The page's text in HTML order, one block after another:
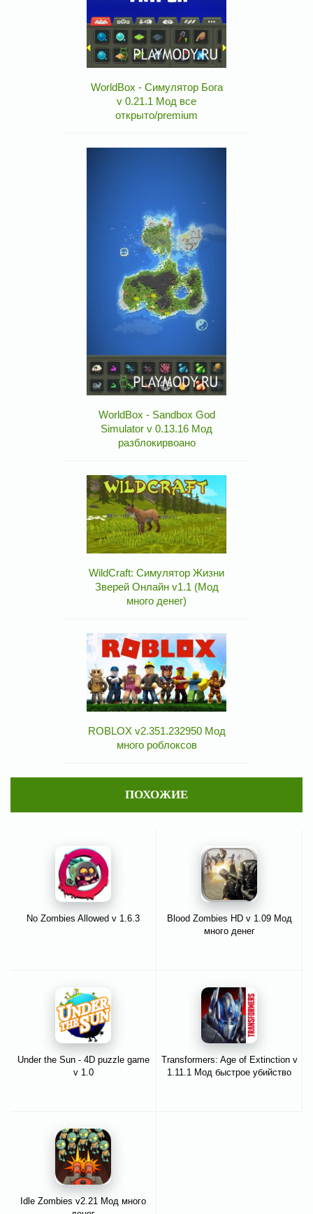
WorldBox - Симулятор Бога
v 0.21.1 Мод все
открыто/premium
WorldBox - Sandbox God
Simulator v 0.13.16 Мод
разблокирвоано
WildCraft: Симулятор Жизни
Зверей Онлайн v1.1 (Мод
много денег)
ROBLOX v2.351.232950 Мод
много роблоксов
ПОХОЖИЕ
No Zombies Allowed v 1.6.3
Blood Zombies HD v 1.09 Мод
много денег
Under the Sun - 4D puzzle game
v 1.0
Transformers: Age of Extinction v
1.11.1 Мод быстрое убийство
Idle Zombies v2.21 Мод много